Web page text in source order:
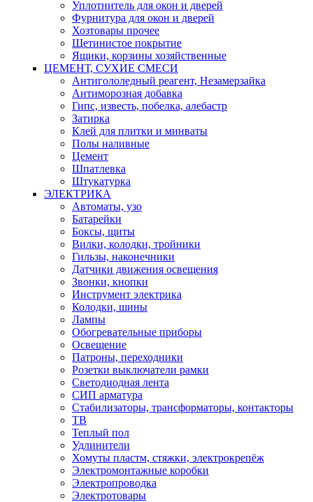
Уплотнитель для окон и дверей
Фурнитура для окон и дверей
Хозтовары прочее
Щетинистое покрытие
Ящики, корзины хозяйственные
ЦЕМЕНТ, СУХИЕ СМЕСИ
Антигололедный реагент, Незамерзайка
Антиморозная добавка
Гипс, известь, побелка, алебастр
Затирка
Клей для плитки и минваты
Полы наливные
Цемент
Шпатлевка
Штукатурка
ЭЛЕКТРИКА
Автоматы, узо
Батарейки
Боксы, щиты
Вилки, колодки, тройники
Гильзы, наконечники
Датчики движения освещения
Звонки, кнопки
Инструмент электрика
Колодки, шины
Лампы
Обогревательные приборы
Освещение
Патроны, переходники
Розетки выключатели рамки
Светодиодная лента
СИП арматура
Стабилизаторы, трансформаторы, контакторы
ТВ
Теплый пол
Удлинители
Хомуты пластм, стяжки, электрокрепёж
Электромонтажные коробки
Электропроводка
Электротовары